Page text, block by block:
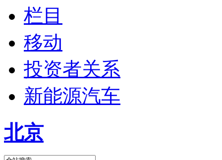
栏目
移动
投资者关系
新能源汽车
北京